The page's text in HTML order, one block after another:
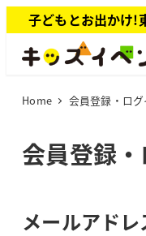
イ
子どもとお出かけ!
Home 会員登録・ログ
会員登録
メールアド